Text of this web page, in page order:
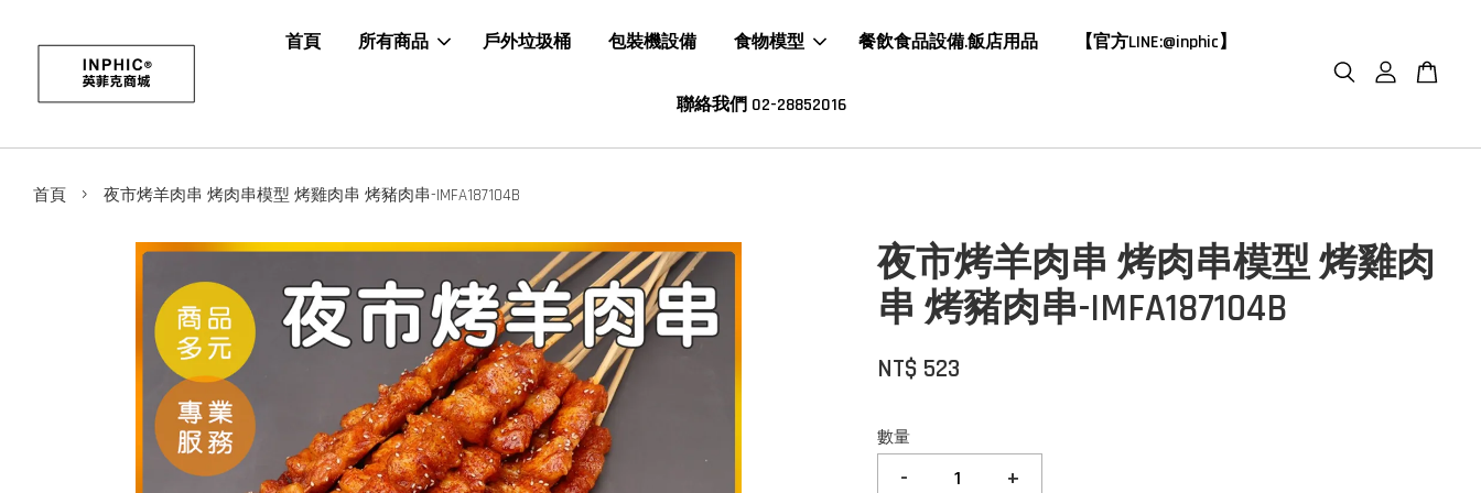
首頁 所有商品 戶外垃圾桶 包裝機設備 食物模型 餐飲食品設備.飯店用品 【官方LINE:@inphic】
聯絡我們 02-28852016
首頁 › 夜市烤羊肉串 烤肉串模型 烤雞肉串 烤豬肉串-IMFA187104B
夜市烤羊肉串 烤肉串模型 烤雞肉
串 烤豬肉串-IMFA187104B
NT$ 523
數量
- +